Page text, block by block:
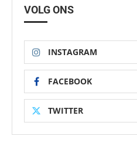
VOLG ONS
INSTAGRAM
FACEBOOK
TWITTER